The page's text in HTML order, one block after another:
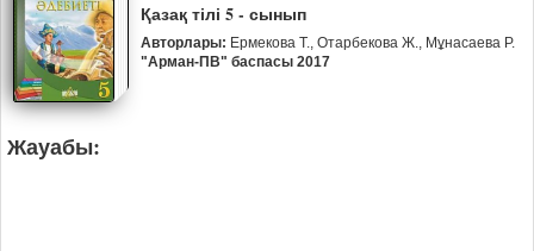
Қазақ тілі 5 - сынып
Авторлары: Ермекова Т., Отарбекова Ж., Мұнасаева Р.
"Арман-ПВ" баспасы 2017
Жауабы: